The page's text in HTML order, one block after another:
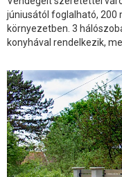
júniusától foglalható, 200
környezetben. 3
konyhával rendelkezik,